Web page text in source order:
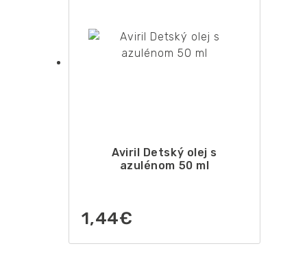
Aviril Detský olej s
azulénom 50 ml
1,44€